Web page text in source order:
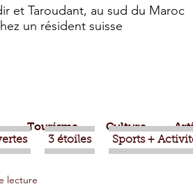
et Taroudant, au sud du Maroc
un résident suisse
3 étoiles Sports +
Tourisme Culture
Taroudant
lecture